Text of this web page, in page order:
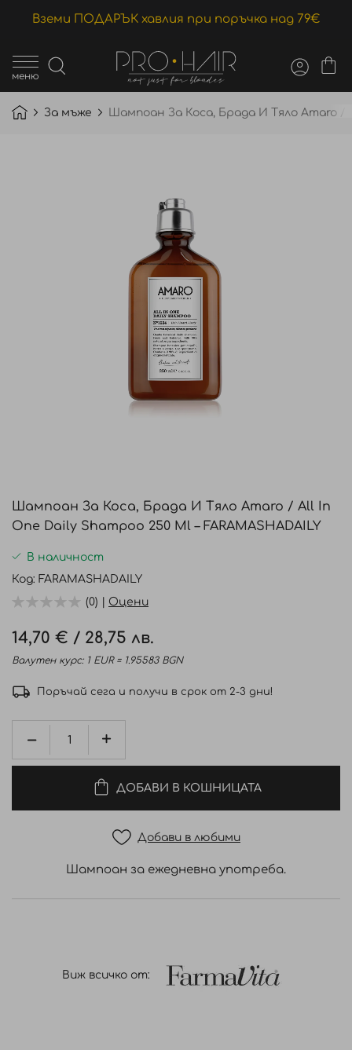
Вземи ПОДАРЪК хавлия при поръчка над 79€
меню
За мъже Шампоан За Коса, Брада И Тяло Amaro /
началото
на
галерия
със
Шампоан За Коса, Брада И Тяло Amaro / All In
One Daily Shampoo 250 Ml – FARAMASHADAILY
В наличност
Код FARAMASHADAILY
(0) | Оцени
14,70 € / 28,75 лв.
Валутен курс: 1 EUR = 1.95583 BGN
Поръчай сега и получи в срок от 2-3 дни!
ДОБАВИ В КОШНИЦАТА
Добави в любими
Шампоан за ежедневна употреба.
Виж всичко от: